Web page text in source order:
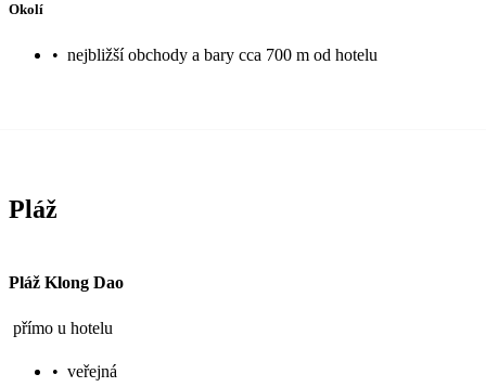
Okolí
• nejbližší obchody a bary cca 700 m od hotelu
Pláž
Pláž Klong Dao
přímo u hotelu
• veřejná